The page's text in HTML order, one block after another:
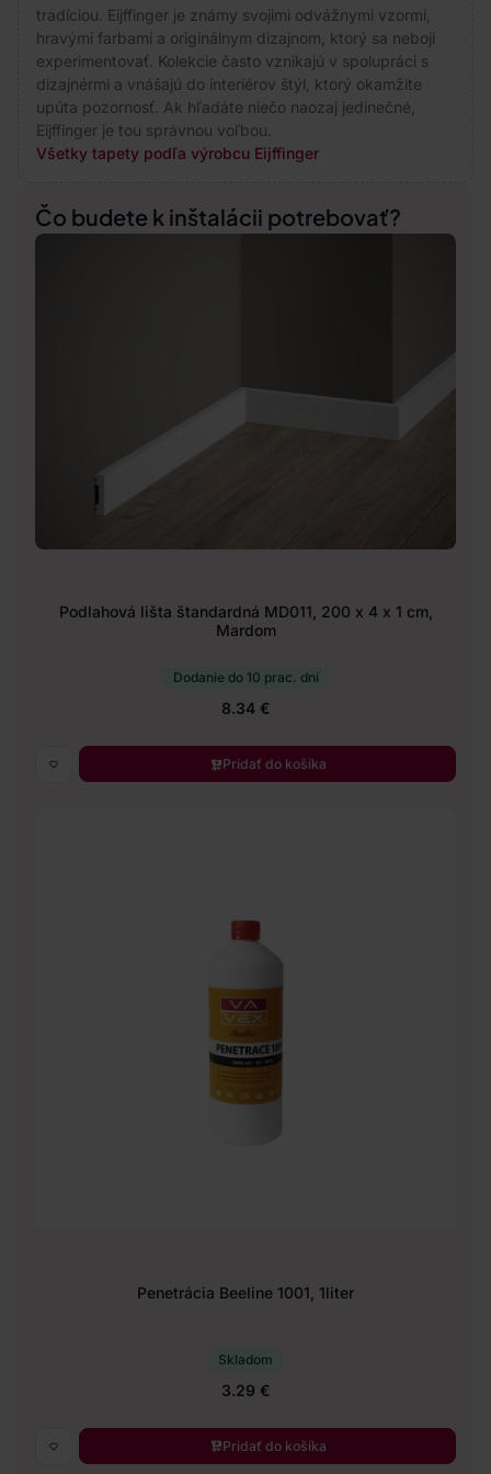
tradíciou. Eijffinger je známy svojimi odvážnymi vzormi,
hravými farbami a originálnym dizajnom, ktorý sa nebojí
experimentovať. Kolekcie často vznikajú v spolupráci s
dizajnérmi a vnášajú do interiérov štýl, ktorý okamžite
upúta pozornosť. Ak hľadáte niečo naozaj jedinečné,
Eijffinger je tou správnou voľbou.
Všetky tapety podľa výrobcu Eijffinger
Čo budete k inštalácii potrebovať?
Podlahová lišta štandardná MD011, 200 x 4 x 1 cm,
Mardom
Dodanie do 10 prac. dní
8.34 €
Pridať do košíka
Penetrácia Beeline 1001, 1liter
Skladom
3.29 €
Pridať do košíka